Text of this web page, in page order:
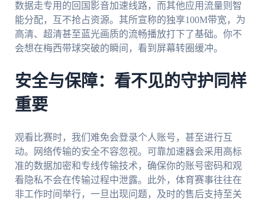
数据走专用的回国影音加速线路，而其他应用流量则智
能分配，互不抢占资源。其所宣称的独享100M带宽，为
高清、超清甚至蓝光画质的流畅播放打下了基础。你不
会想在梅西带球突破的瞬间，看到屏幕转圈缓冲。
安全与保障：看不见的守护同样
重要
观看比赛时，我们难免会登录个人账号，甚至进行互
动。网络传输的安全不容忽视。可靠加速器会采用高标
准的数据加密和专线传输技术，确保你的账号密码和观
看隐私不会在传输过程中泄露。此外，体育赛事往往在
非工作时间举行，一旦出现问题，及时的售后支持至关